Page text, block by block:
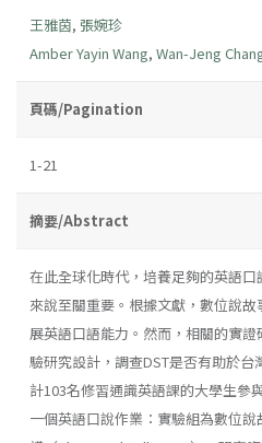
王雅茵, 張婉珍
Amber Yayin Wang, Wan-Jeng
頁碼/Pagination
1-21
摘要/Abstract
在此全球化時代，培養足夠的英語
來說至關重要。根據文獻，數位說
展英語口語能力。然而，相關的實
驗研究設計，調查DST是否有助於
計103名修習通識英語課的大學生參
一個英語口說作業：實驗組為數位